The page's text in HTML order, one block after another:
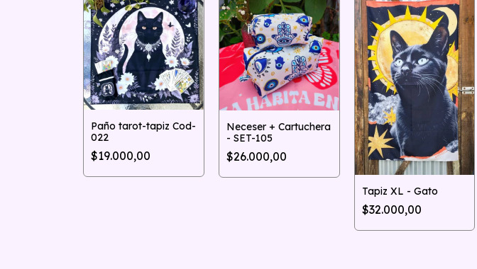
Paño tarot-tapiz Cod-
022
$19.000,00
Neceser + Cartuchera
- SET-105
$26.000,00
Tapiz XL - Gato
$32.000,00